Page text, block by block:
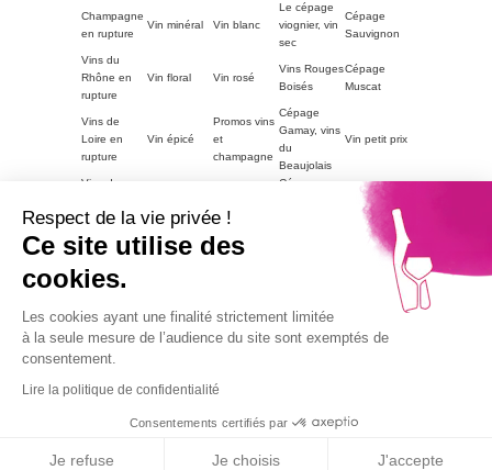
Champagne
en rupture
Vin minéral Vin blanc
Le cépage
viognier, vin
sec
Cépage
Sauvignon
Vins du
Rhône en
rupture
Vin floral Vin rosé
Vins Rouges
Boisés
Cépage
Muscat
Vins de
Loire en
rupture
Vin épicé
Promos vins
et
champagne
Cépage
Gamay, vins
du
Beaujolais
Vin petit prix
Vins du
en rupture
tanniques
METS
Cépage
Champagne
petit prix
Autres
régions en
rupture
Vins
LE VIN PAR
Vin blanc
Vins de
en rupture
Part2
Vins corsés Vouvray
Chardonnay
Vins fruités
Alcohol abuse is dangerous for health, consume with
moderation.
Respect de la vie privée !
Ce site utilise des
cookies.
Les cookies ayant une finalité strictement limitée
à la seule mesure de l’audience du site sont exemptés de
consentement.
Lire la politique de confidentialité
Consentements certifiés par
Je refuse Je choisis J'accepte